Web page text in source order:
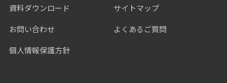
資料ダウンロード
サイトマップ
お問い合わせ
よくあるご質問
個人情報保護方針